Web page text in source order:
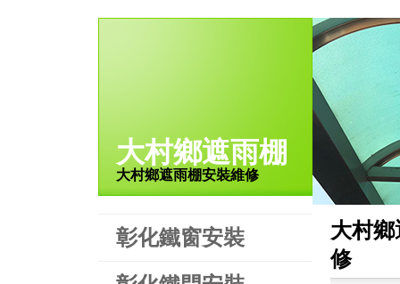
大村鄉遮雨棚
大村鄉遮雨棚安裝維修
彰化鐵窗安裝
大村
修